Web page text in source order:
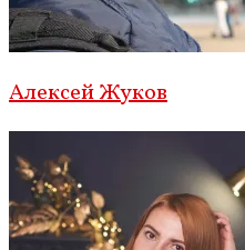
Алексей Жуков